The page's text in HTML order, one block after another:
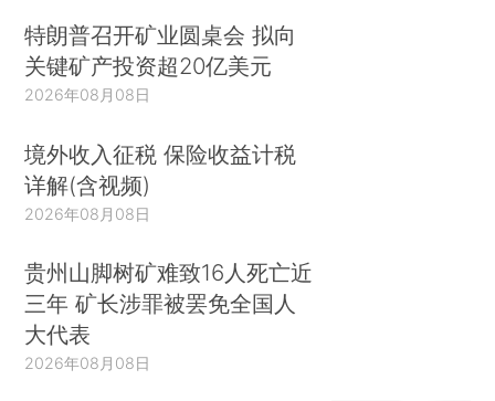
特朗普召开矿业圆桌会 拟向
关键矿产投资超20亿美元
2026年08月08日
境外收入征税 保险收益计税
详解(含视频)
2026年08月08日
贵州山脚树矿难致16人死亡近
三年 矿长涉罪被罢免全国人
大代表
2026年08月08日